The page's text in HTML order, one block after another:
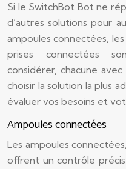
Si le SwitchBot Bot ne
d’autres solutions pour
ampoules connectées,
prises connectées
considérer, chacune
choisir la solution la plus
évaluer vos besoins et
Ampoules connectées
Les ampoules
offrent un contrôle